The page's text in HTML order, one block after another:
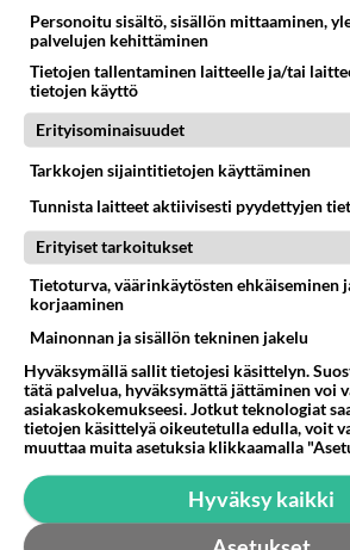
4:n äiti
2008-08-21 15:40:01
totta??kirjoitti:
Kyllä kiemurtelee, ja potkii :(
Ja on todella hätääntynyt!
Kihomatoja?? Eikö niitä pitäisi
Täytyy tarkistaa...
Jos kihomatoja on vielä aika
vaipassa lakaa käymään kuhina,
mellastaneet pyllynreiällä jo
Meillä ei ole kertaakaan näkynyt
ulosteessa, mutta silti on
Personoitu sisältö, sisällön mittaaminen,
palvelujen kehittäminen
Tietojen tallentaminen laitteelle ja/tai
tietojen käyttö
Erityisominaisuudet
Tarkkojen sijaintitietojen käyttäminen
Tunnista laitteet aktiivisesti pyydettyjen
Erityiset tarkoitukset
Tietoturva, väärinkäytösten ehkäiseminen
korjaaminen
Mainonnan ja sisällön tekninen jakelu
Hyväksymällä sallit tietojesi käsittelyn.
tätä palvelua, hyväksymättä jättäminen voi
asiakaskokemukseesi. Jotkut teknologiat
tietojen käsittelyä oikeutetulla edulla, voit
muuttaa muita asetuksia klikkaamalla
Hyväksy kaikki